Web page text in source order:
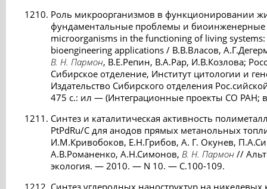
Роль микроорганизмов в функционировании
фундаментальные проблемы и биоинженерные
microorganisms in the functioning of living
bioengineering applications / В.В.Власов,
В. Н. Пармон, В.Е.Репин, В.А.Рар, И.В.Козлова;
Сибирское отделение, Институт цитологии и
Издательство Сибирского отделения
475 с.: ил — (Интеграционные проекты СО РАН;
Синтез и каталитическая активность
PtPdRu/C для анодов прямых метанольных
И.М.Кривобоков, Е.Н.Грибов, А. Г. Окунев,
А.В.Романенко, А.Н.Симонов, В. Н. Пармон //
экология. — 2010. — N 10. — С.100-109.
Синтез углеродных наноструктур на никелевых